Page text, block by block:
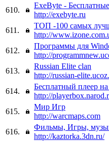
610.
ExeByte -
http://exebyte.ru
611.
ТОП -100 самых
http://
612.
Программы для
http://
613.
Russian Elite clan
http://russian-
614.
Бесплатный плеер
http://
615.
Мир Игр
http://warcmaps.com
616.
Фильмы, Игры,
http://kaztorka.3dn.ru/